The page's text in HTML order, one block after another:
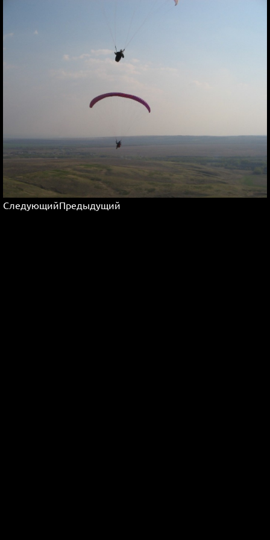
СледующийПредыдущий